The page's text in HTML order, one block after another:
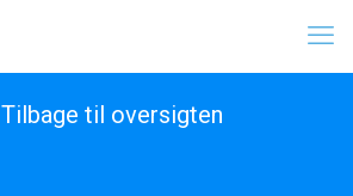
Tilbage til oversigten